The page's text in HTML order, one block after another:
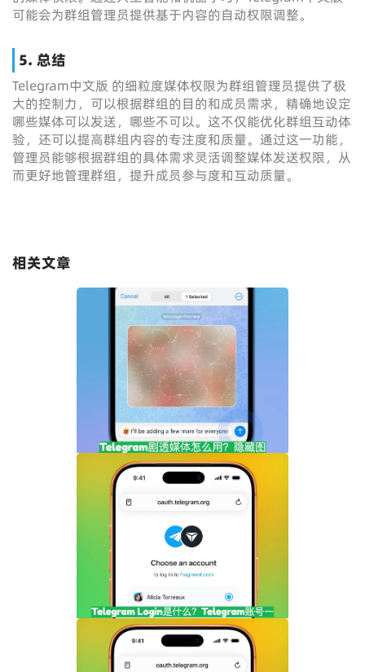
可能会为群组管理员提供基于内容的自动权限调整。
5. 总结
Telegram中文版 的细粒度媒体权限为群组管理员提供了极
大的控制力，可以根据群组的目的和成员需求，精确地设定
哪些媒体可以发送，哪些不可以。这不仅能优化群组互动体
验，还可以提高群组内容的专注度和质量。通过这一功能，
管理员能够根据群组的具体需求灵活调整媒体发送权限，从
而更好地管理群组，提升成员参与度和互动质量。
相关文章
频内容完整指南